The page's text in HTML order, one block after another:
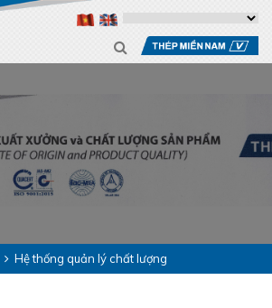
Hệ thống quản lý chất lượng